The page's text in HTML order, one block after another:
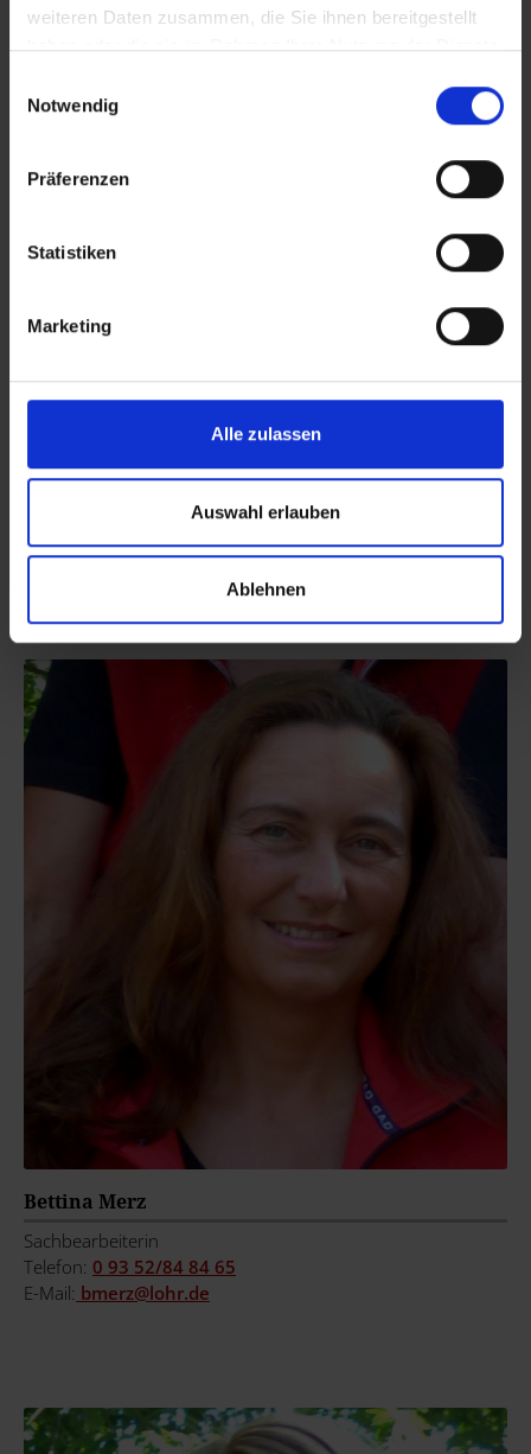
weiteren Daten zusammen, die Sie ihnen bereitgestellt
haben oder die sie im Rahmen Ihrer Nutzung der Dienste
Notwendig
Präferenzen
Statistiken
Marketing
Alle zulassen
Auswahl erlauben
Ablehnen
Telefon:0 93 52/84 84 66
lohr.de
Bettina Merz
Sachbearbeiterin
Telefon: 0 93 52/84 84 65
E-Mail: bmerz@lohr.de